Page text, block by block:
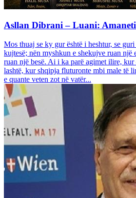
Asllan Dibrani – Luani:
Mos thuaj se ky gur është i heshtur, se
kujtesë; nën myshkun e shekujve ruan një
ruan një besë. Ai i ka parë agimet ilire,
lashtë, kur shqipja fluturonte mbi male të
e quante veten zot në vatër...